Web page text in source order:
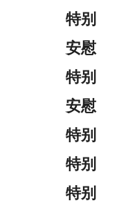
特别
安慰
特别
安慰
特别
特别
特别